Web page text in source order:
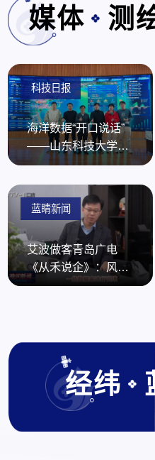
测绘学院荣获山东科
等奖
“青春不散场 共叙师
毕业生师生篮球赛
测绘地理信息协会“智
讲会成功举办
西海岸新区泊子小学
少年梦想
张旻暄：怀热爱，赴
媒体 测
科技日报
海洋数据“开口说话”
——山东科技大学推
出智能大模型
蓝睛新闻
艾波做客青岛广电
《从禾说企》：风口
之下的阅海者（下）
经纬